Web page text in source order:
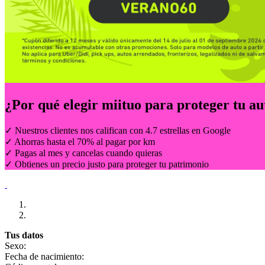
¿Por qué elegir miituo para proteger tu
✓ Nuestros clientes nos califican con 4.7 estrellas en Google
✓ Ahorras hasta el 70% al pagar por km
✓ Pagas al mes y cancelas cuando quieras
✓ Obtienes un precio justo para proteger tu patrimonio
Tus datos
Sexo:
Fecha de nacimiento: